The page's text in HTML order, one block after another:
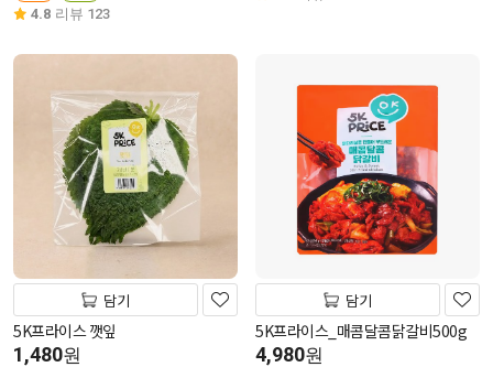
4.8 리뷰 123
담기
5K프라이스 깻잎
1,480원
담기
5K프라이스_매콤달콤닭갈비500g
4,980원